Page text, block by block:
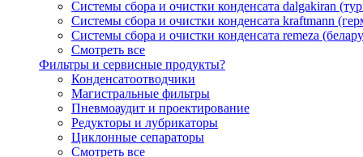
Системы сбора и очистки конденсата dalgakiran
Системы сбора и очистки конденсата kraftmann
Системы сбора и очистки конденсата remeza
Смотреть все
Фильтры и сервисные продукты?
Конденсатоотводчики
Магистральные фильтры
Пневмоаудит и проектирование
Редукторы и лубрикаторы
Циклонные сепараторы
Смотреть все